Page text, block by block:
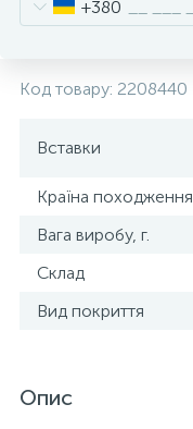
+380
Код товару: 2208440
Вставки
Країна походження
Вага виробу, г.
Склад
Вид покриття
Опис